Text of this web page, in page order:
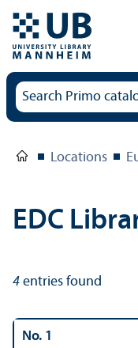
Locations
EDC
4 entries found
No. 1